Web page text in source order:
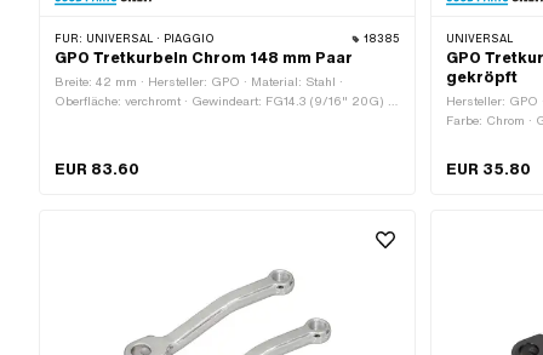
FÜR: UNIVERSAL · PIAGGIO 18385
GPO Tretkurbeln Chrom 148 mm Paar
Breite: 42 mm · Hersteller: GPO · Material: Stahl ·
Oberfläche: verchromt · Gewindeart: FG14.3 (9/16" 20G) ·
EUR 83.60
UNIVERSAL
GPO
gekröpft
Hersteller: GPO
Farbe: Chrom ·
EUR 35.80